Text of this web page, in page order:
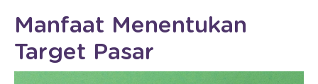
Manfaat Menentukan
Target Pasar